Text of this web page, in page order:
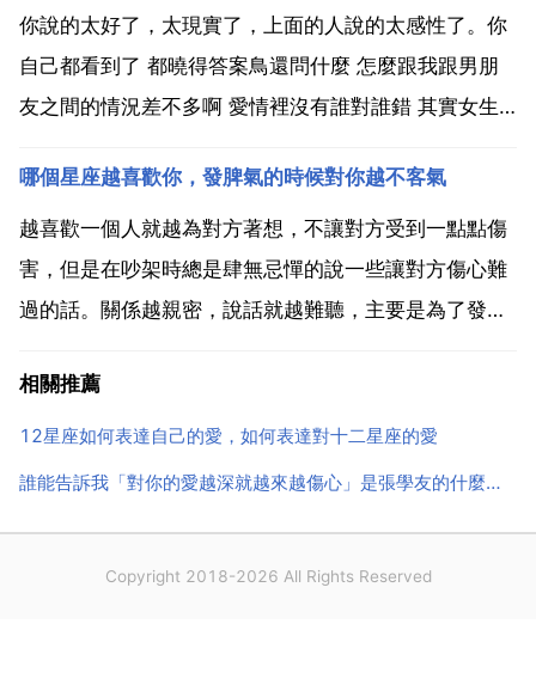
也是難以持久的。男人在和女人相處時，若是不懂得這
一點，...
你說的太好了，太現實了，上面的人說的太感性了。你
自己都看到了 都曉得答案鳥還問什麼 怎麼跟我跟男朋
友之間的情況差不多啊 愛情裡沒有誰對誰錯 其實女生
不冷不熱也許是她自己的心情不好 一般都與你無關繼續
地深愛下去 總有一天 她會被你濃濃的愛融化 愛是雙
方...
哪個星座越喜歡你，發脾氣的時候對你越不客氣
越喜歡一個人就越為對方著想，不讓對方受到一點點傷
害，但是在吵架時總是肆無忌憚的說一些讓對方傷心難
過的話。關係越親密，說話就越難聽，主要是為了發洩
好分寸，在感情上卻剛好相反，尤其在自己深愛的人面
前，總是展現出真實的一面。會越愛你越把你當成自己
人，情緒上的...
相關推薦
12星座如何表達自己的愛，如何表達對十二星座的愛
誰能告訴我「對你的愛越深就越來越傷心」是張學友的什麼歌裡的歌詞
Copyright 2018-2026 All Rights Reserved